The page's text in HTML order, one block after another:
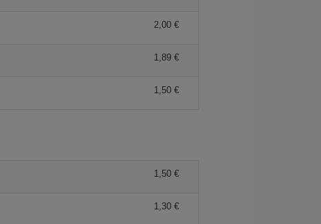
2,00 €
1,89 €
1,50 €
1,50 €
1,30 €